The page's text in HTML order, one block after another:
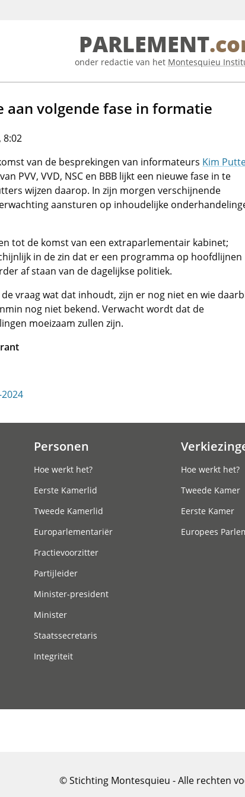
PARLEMENT
onder redactie van het Montesquieu
aan volgende fase in formatie
8:02
van de besprekingen van informateurs Kim
PVV, VVD, NSC en BBB lijkt een nieuwe fase in te
wijzen daarop. In zijn morgen verschijnende
aansturen op inhoudelijke
tot de komst van een extraparlementair kabinet;
in de zin dat er een programma op hoofdlijnen
af staan van de dagelijkse politiek.
vraag wat dat inhoudt, zijn er nog niet en wie
nog niet bekend. Verwacht wordt dat de
moeizaam zullen zijn.
Personen
Hoe werkt het?
Eerste Kamerlid
Tweede Kamerlid
Europarlementariër
Fractievoorzitter
Partijleider
Minister-president
Minister
Staatssecretaris
Integriteit
Hoe werkt het?
Tweede Kamer
Eerste Kamer
Europees
© Stichting Montesquieu - Alle rechten